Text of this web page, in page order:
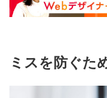
ミスを防ぐた